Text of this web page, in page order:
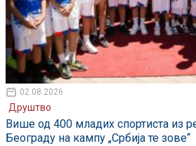
02.08.2026
Друштво
Више од 400 младих спортиста из
Београду на кампу „Србија те зове“